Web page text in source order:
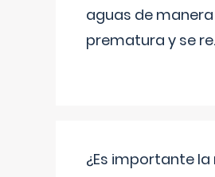
aguas de manera
prematura y se re
¿Es importante la